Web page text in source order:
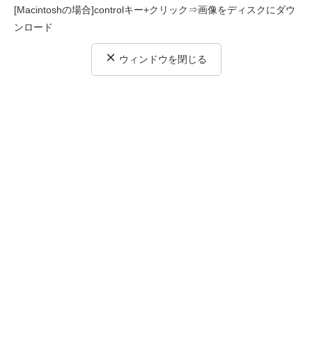
[Macintoshの場合]controlキー+クリック⇒画像をディスクにダウ
ンロード
× ウィンドウを閉じる